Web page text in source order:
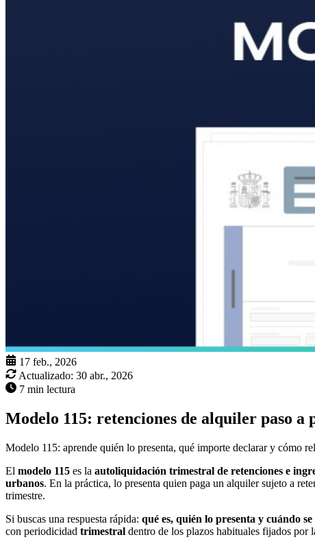
17 feb., 2026
Actualizado: 30 abr., 2026
7 min lectura
Modelo 115: retenciones de alquiler paso a
Modelo 115: aprende quién lo presenta, qué importe declarar y cómo
El modelo 115 es la autoliquidación trimestral de retenciones e
urbanos. En la práctica, lo presenta quien paga un alquiler sujeto a
trimestre.
Si buscas una respuesta rápida: qué es, quién lo presenta y cuándo se
con periodicidad trimestral dentro de los plazos habituales fijados por